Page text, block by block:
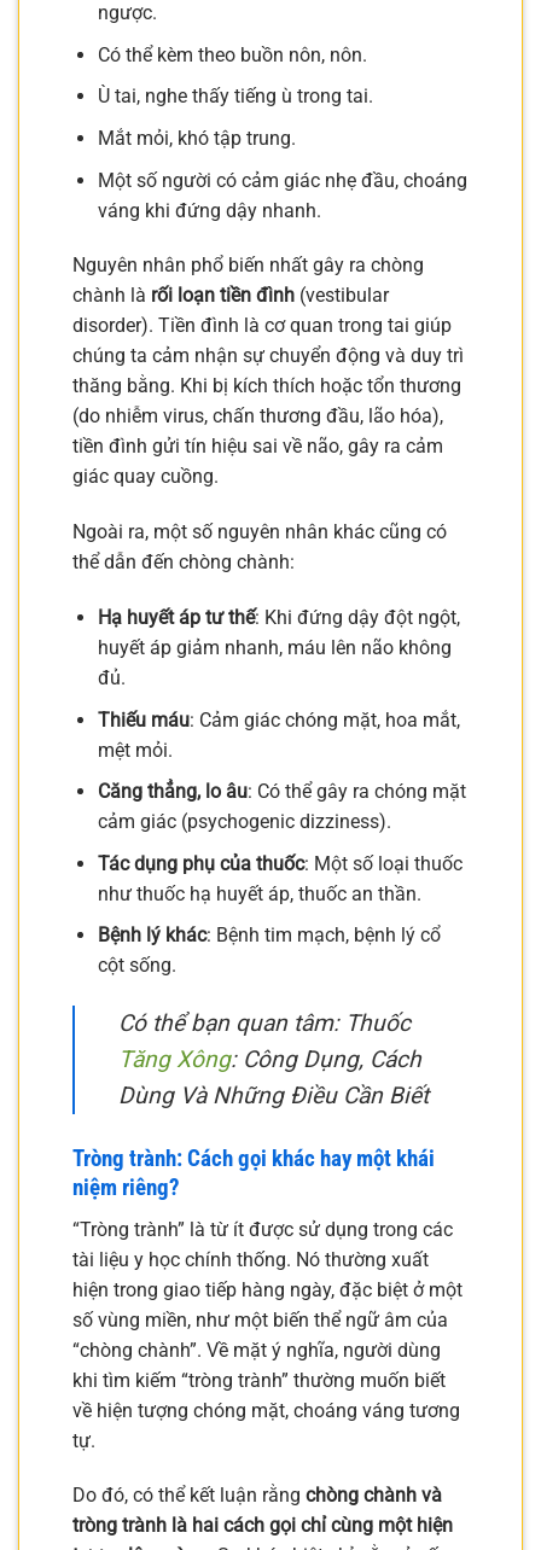
ngược.
Có thể kèm theo buồn nôn, nôn.
Ù tai, nghe thấy tiếng ù trong tai.
Mắt mỏi, khó tập trung.
Một số người có cảm giác nhẹ đầu, choáng
váng khi đứng dậy nhanh.
Nguyên nhân phổ biến nhất gây ra chòng
chành là rối loạn tiền đình (vestibular
disorder). Tiền đình là cơ quan trong tai giúp
chúng ta cảm nhận sự chuyển động và duy trì
thăng bằng. Khi bị kích thích hoặc tổn thương
(do nhiễm virus, chấn thương đầu, lão hóa),
tiền đình gửi tín hiệu sai về não, gây ra cảm
giác quay cuồng.
Ngoài ra, một số nguyên nhân khác cũng có
thể dẫn đến chòng chành:
Hạ huyết áp tư thế: Khi đứng dậy đột ngột,
huyết áp giảm nhanh, máu lên não không
đủ.
Thiếu máu: Cảm giác chóng mặt, hoa mắt,
mệt mỏi.
Căng thẳng, lo âu: Có thể gây ra chóng mặt
cảm giác (psychogenic dizziness).
Tác dụng phụ của thuốc: Một số loại thuốc
như thuốc hạ huyết áp, thuốc an thần.
Bệnh lý khác: Bệnh tim mạch, bệnh lý cổ
cột sống.
Có thể bạn quan tâm: Thuốc
Tăng Xông: Công Dụng, Cách
Dùng Và Những Điều Cần Biết
Tròng trành: Cách gọi khác hay một khái
niệm riêng?
“Tròng trành” là từ ít được sử dụng trong các
tài liệu y học chính thống. Nó thường xuất
hiện trong giao tiếp hàng ngày, đặc biệt ở một
số vùng miền, như một biến thể ngữ âm của
“chòng chành”. Về mặt ý nghĩa, người dùng
khi tìm kiếm “tròng trành” thường muốn biết
về hiện tượng chóng mặt, choáng váng tương
tự.
Do đó, có thể kết luận rằng chòng chành và
tròng trành là hai cách gọi chỉ cùng một hiện